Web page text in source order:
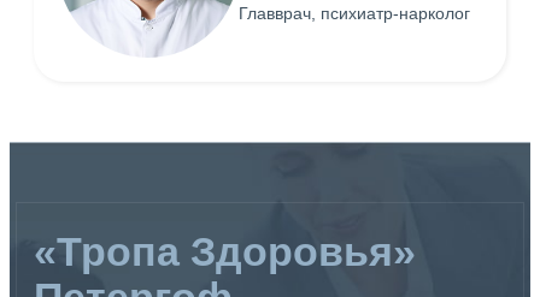
Главврач, психиатр-нарколог
«Тропа Здоровья»